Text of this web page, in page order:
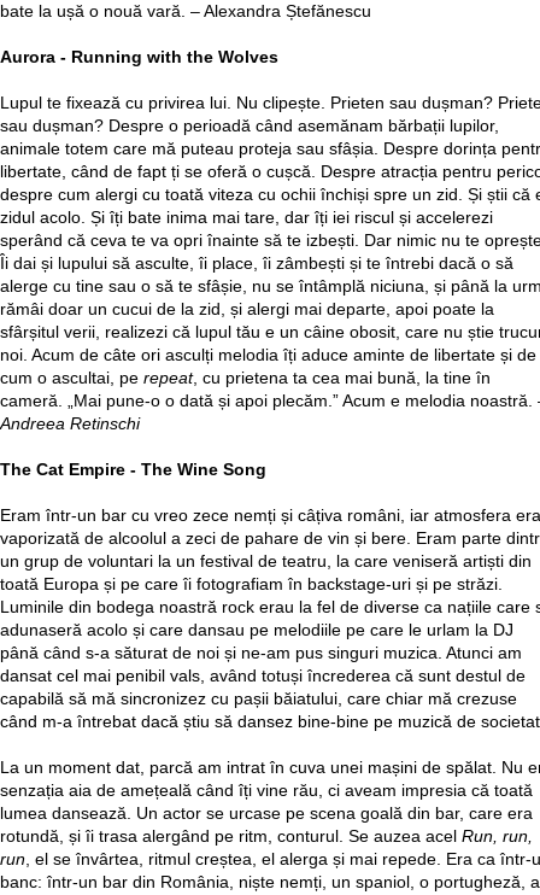
bate la ușă o nouă vară. – Alexandra Ștefănescu
Aurora - Running with the Wolves
Lupul te fixează cu privirea lui. Nu clipește. Prieten sau dușman?
sau dușman? Despre o perioadă când asemănam bărbații lupilor,
animale totem care mă puteau proteja sau sfâșia. Despre dorința
libertate, când de fapt ți se oferă o cușcă. Despre atracția pentru
despre cum alergi cu toată viteza cu ochii închiși spre un zid. Și știi că
zidul acolo. Și îți bate inima mai tare, dar îți iei riscul și accelerezi
sperând că ceva te va opri înainte să te izbești. Dar nimic nu te
Îi dai și lupului să asculte, îi place, îi zâmbești și te întrebi dacă o să
alerge cu tine sau o să te sfâșie, nu se întâmplă niciuna, și până la
rămâi doar un cucui de la zid, și alergi mai departe, apoi poate la
sfârșitul verii, realizezi că lupul tău e un câine obosit, care nu știe
noi. Acum de câte ori asculți melodia îți aduce aminte de libertate și de
cum o ascultai, pe repeat, cu prietena ta cea mai bună, la tine în
cameră. „Mai pune-o o dată și apoi plecăm.” Acum e melodia noastră.
Andreea Retinschi
The Cat Empire - The Wine Song
Eram într-un bar cu vreo zece nemți și câțiva români, iar atmosfera era
vaporizată de alcoolul a zeci de pahare de vin și bere. Eram parte
un grup de voluntari la un festival de teatru, la care veniseră artiști din
toată Europa și pe care îi fotografiam în backstage-uri și pe străzi.
Luminile din bodega noastră rock erau la fel de diverse ca națiile care
adunaseră acolo și care dansau pe melodiile pe care le urlam la DJ
până când s-a săturat de noi și ne-am pus singuri muzica. Atunci am
dansat cel mai penibil vals, având totuși încrederea că sunt destul de
capabilă să mă sincronizez cu pașii băiatului, care chiar mă crezuse
când m-a întrebat dacă știu să dansez bine-bine pe muzică de
La un moment dat, parcă am intrat în cuva unei mașini de spălat. Nu
senzația aia de amețeală când îți vine rău, ci aveam impresia că toată
lumea dansează. Un actor se urcase pe scena goală din bar, care era
rotundă, și îi trasa alergând pe ritm, conturul. Se auzea acel Run, run,
run, el se învârtea, ritmul creștea, el alerga și mai repede. Era ca într-
banc: într-un bar din România, niște nemți, un spaniol, o portugheză,